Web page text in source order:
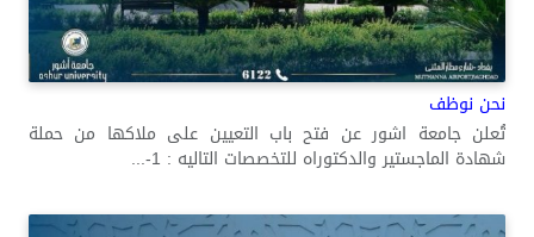
نحن نوظف
تُعلن جامعة اشور عن فتح باب التعيين على ملاكها من حملة
شهادة الماجستير والدكتوراه للتخصصات التاليه : 1-...